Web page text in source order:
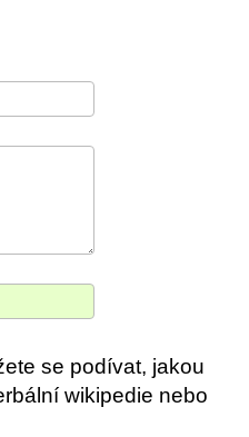
se podívat, jakou
wikipedie nebo